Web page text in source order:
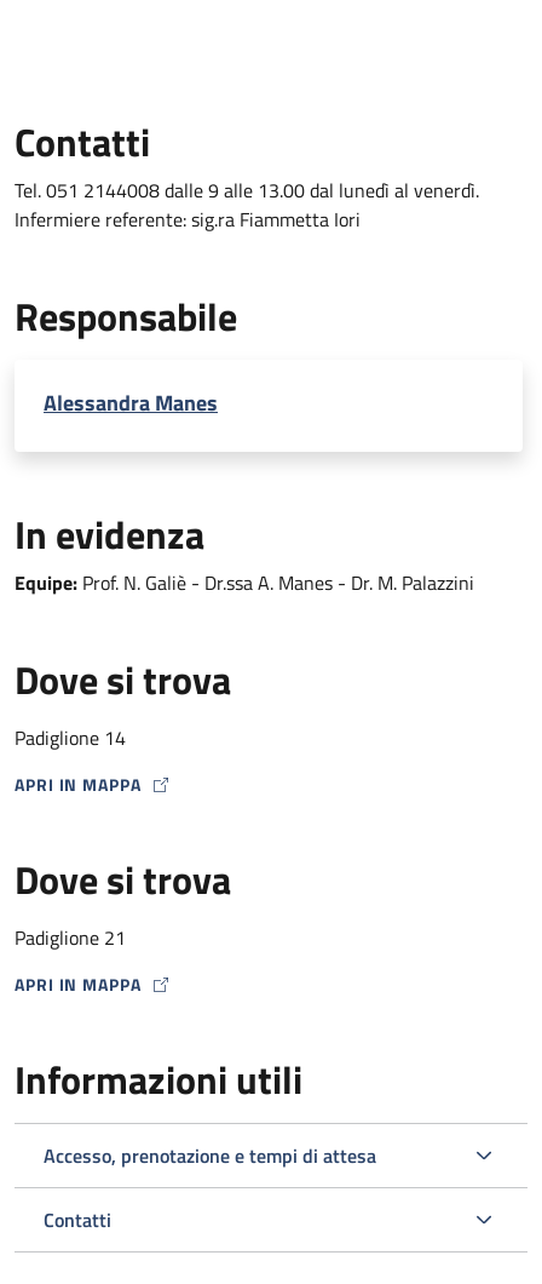
Contatti
Tel. 051 2144008 dalle 9 alle 13.00 dal lunedì al venerdì.
Infermiere referente: sig.ra Fiammetta Iori
Responsabile
Alessandra Manes
In evidenza
Equipe: Prof. N. Galiè - Dr.ssa A. Manes - Dr. M. Palazzini
Dove si trova
Padiglione 14
APRI IN MAPPA
MAP ICON
Dove si trova
Padiglione 21
APRI IN MAPPA
MAP ICON
Informazioni utili
Accesso, prenotazione e tempi di attesa
Contatti